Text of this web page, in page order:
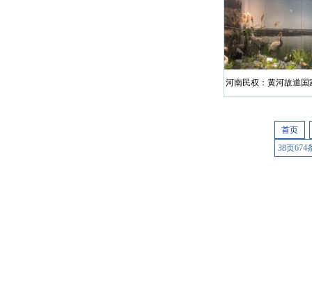
河南民权：黄河故道
首页
38页674